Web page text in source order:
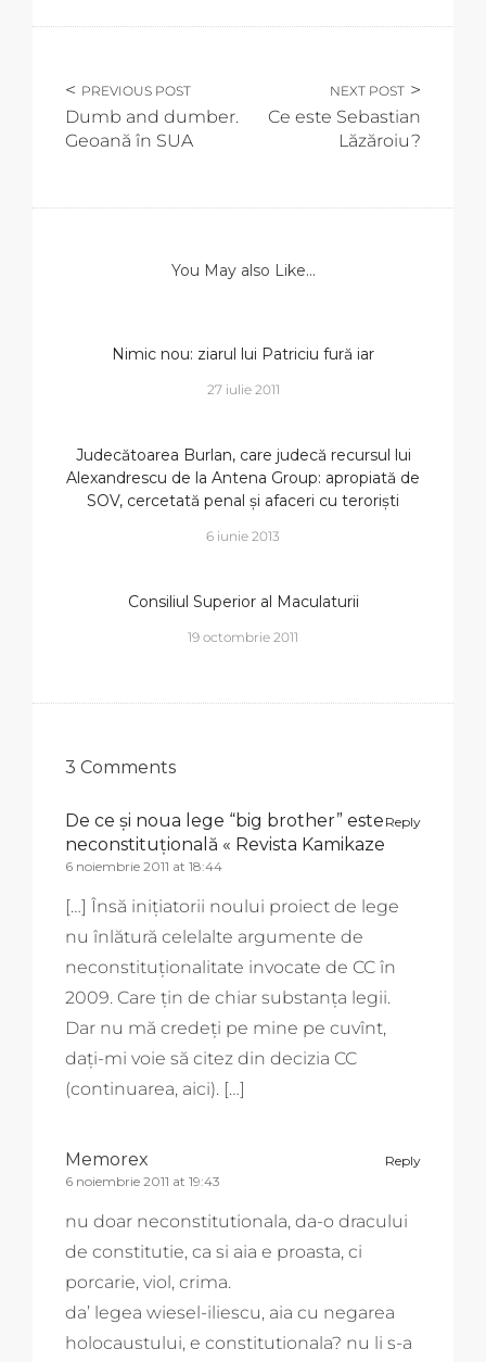
PREVIOUS POST
Dumb and dumber.
Geoană în SUA
NEXT POST
Ce este Sebastian
Lăzăroiu?
You May also Like...
Nimic nou: ziarul lui Patriciu fură iar
27 iulie 2011
Judecătoarea Burlan, care judecă recursul lui
Alexandrescu de la Antena Group: apropiată de
SOV, cercetată penal și afaceri cu teroriști
6 iunie 2013
Consiliul Superior al Maculaturii
19 octombrie 2011
3 Comments
Reply
De ce și noua lege “big brother” este
neconstituțională « Revista Kamikaze
6 noiembrie 2011 at 18:44
[…] Însă inițiatorii noului proiect de lege
nu înlătură celelalte argumente de
neconstituționalitate invocate de CC în
2009. Care țin de chiar substanța legii.
Dar nu mă credeți pe mine pe cuvînt,
dați-mi voie să citez din decizia CC
(continuarea, aici). […]
Reply
Memorex
6 noiembrie 2011 at 19:43
nu doar neconstitutionala, da-o dracului
de constitutie, ca si aia e proasta, ci
porcarie, viol, crima.
da’ legea wiesel-iliescu, aia cu negarea
holocaustului, e constitutionala? nu li s-a